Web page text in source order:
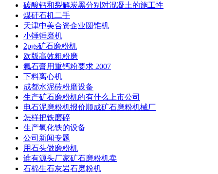
碳酸钙和裂解炭黑分别对混凝土的施工性
煤矸石机二手
天津中美合资企业圆锥机
小锤锤磨机
2pgs矿石磨粉机
欧版高效粗粉磨
氟石膏用重钙粉要求 2007
下料离心机
成都水泥砖粉磨设备
生产矿石磨粉机的有什么上市公司
电石泥磨粉机报价顺成矿石磨粉机械厂
怎样把铁磨碎
生产氧化铁的设备
公司新闻专题
用石头做磨粉机
谁有源头厂家矿石磨粉机卖
石棉生石灰岩石磨粉机